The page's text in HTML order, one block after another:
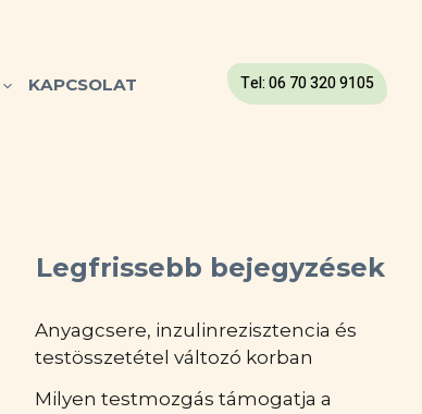
KAPCSOLAT Tel: 06 70 320 9105
Legfrissebb bejegyzések
Anyagcsere, inzulinrezisztencia és
testösszetétel változó korban
Milyen testmozgás támogatja a